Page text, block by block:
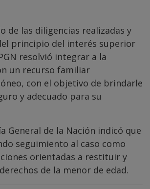
de las diligencias realizadas y
principio del interés superior
resolvió integrar a la
un recurso familiar
con el objetivo de brindarle
y adecuado para su
General de la Nación indicó que
seguimiento al caso como
orientadas a restituir y
de la menor de edad.